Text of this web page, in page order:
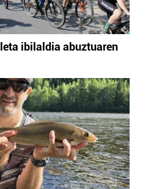
ibilaldia abuztuaren